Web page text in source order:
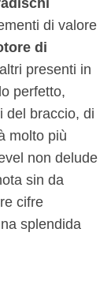
di valore
di
presenti in
perfetto,
del braccio, di
molto più
non delude
sin da
cifre
splendida